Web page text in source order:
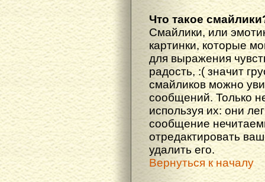
Что такое
Смайлики, или
картинки, которые
для выражения
радость, :( значит
смайликов можно
сообщений. Только
используя их: они
сообщение
отредактировать
удалить его.
Вернуться к началу